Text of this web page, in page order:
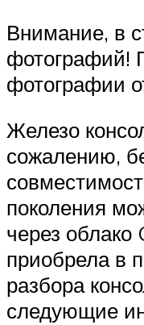
Внимание, в
фотографий!
фотографии
Железо
сожалению,
поколения
через облако
приобрела в
разбора
следующие